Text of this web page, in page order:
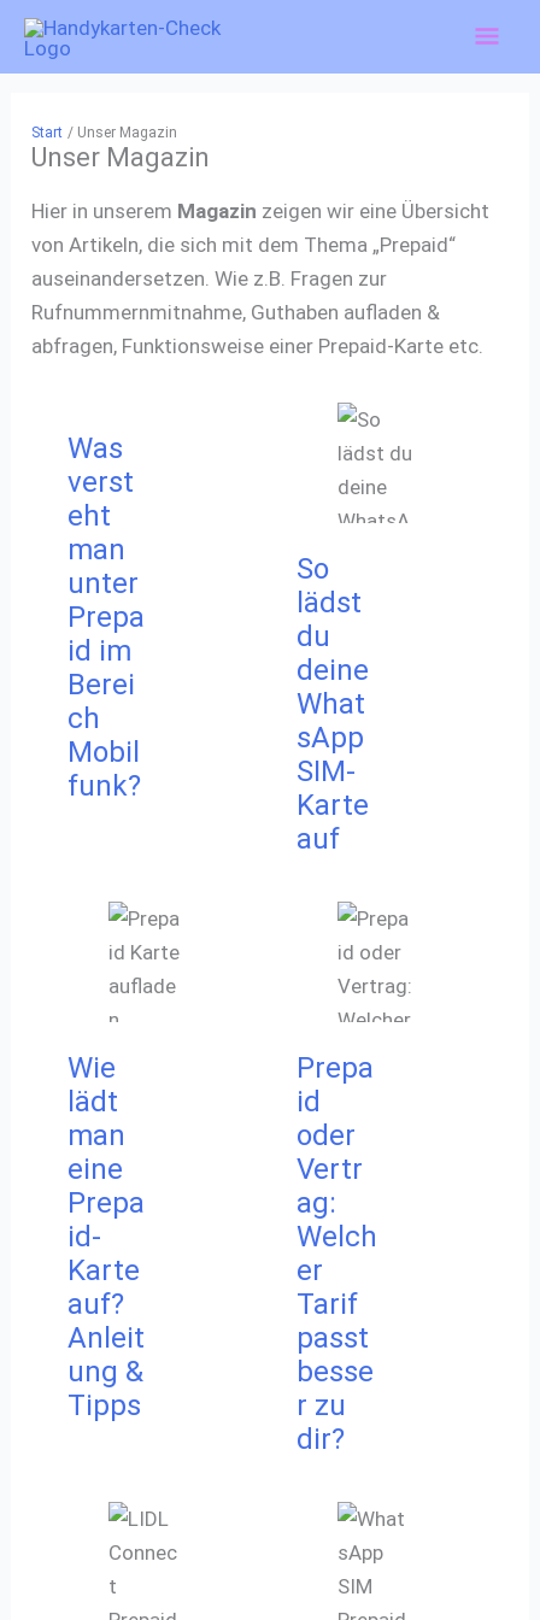
Zum
Inhalt
Start Unser Magazin
Unser Magazin
Hier in unserem Magazin zeigen wir eine Übersicht
von Artikeln, die sich mit dem Thema „Prepaid“
auseinandersetzen. Wie z.B. Fragen zur
Rufnummernmitnahme, Guthaben aufladen &
abfragen, Funktionsweise einer Prepaid-Karte etc.
Was
verst
eht
man
unter
Prepa
id im
Berei
ch
Mobil
funk?
So
lädst
du
deine
What
sApp
SIM-
Karte
auf
Wie
lädt
man
eine
Prepa
id-
Karte
auf?
Anleit
ung &
Tipps
Prepa
id
oder
Vertr
ag:
Welch
er
Tarif
passt
besse
r zu
dir?